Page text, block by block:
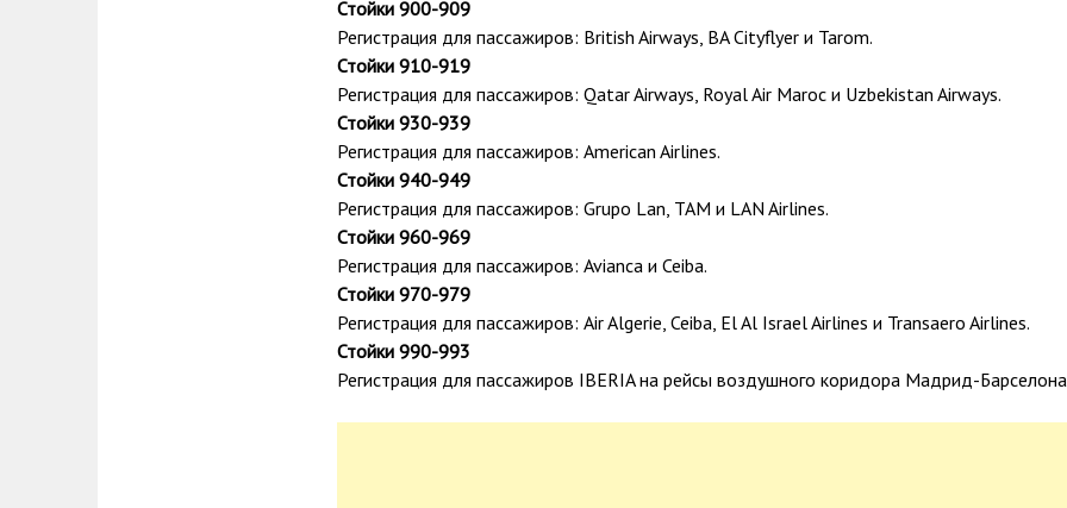
Стойки 900-909
Регистрация для пассажиров: British Airways, BA Cityflyer и Tarom.
Стойки 910-919
Регистрация для пассажиров: Qatar Airways, Royal Air Maroc и Uzbekistan Airways.
Стойки 930-939
Регистрация для пассажиров: American Airlines.
Стойки 940-949
Регистрация для пассажиров: Grupo Lan, TAM и LAN Airlines.
Стойки 960-969
Регистрация для пассажиров: Avianca и Ceiba.
Стойки 970-979
Регистрация для пассажиров: Air Algerie, Ceiba, El Al Israel Airlines и Transaero Airlines.
Стойки 990-993
Регистрация для пассажиров IBERIA на рейсы воздушного коридора Мадрид-